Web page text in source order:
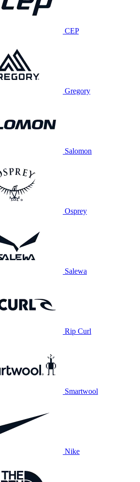
CEP
Gregory
Salomon
Osprey
Salewa
Rip Curl
Smartwool
Nike